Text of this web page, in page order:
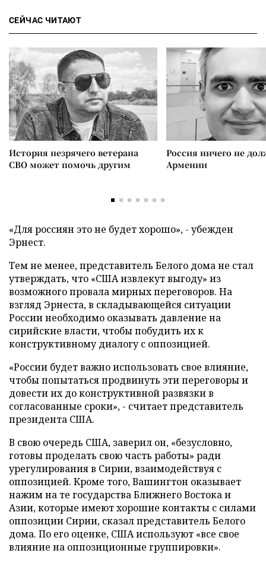
СЕЙЧАС ЧИТАЮТ
История незрячего ветерана
СВО может помочь другим
Россия ничего не
Армении
«Для россиян это не будет хорошо», - убежден
Эрнест.
Тем не менее, представитель Белого дома не стал
утверждать, что «США извлекут выгоду» из
возможного провала мирных переговоров. На
взгляд Эрнеста, в складывающейся ситуации
России необходимо оказывать давление на
сирийские власти, чтобы побудить их к
конструктивному диалогу с оппозицией.
«России будет важно использовать свое влияние,
чтобы попытаться продвинуть эти переговоры и
довести их до конструктивной развязки в
согласованные сроки», - считает представитель
президента США.
В свою очередь США, заверил он, «безусловно,
готовы проделать свою часть работы» ради
урегулирования в Сирии, взаимодействуя с
оппозицией. Кроме того, Вашингтон оказывает
нажим на те государства Ближнего Востока и
Азии, которые имеют хорошие контакты с силами
оппозиции Сирии, сказал представитель Белого
дома. По его оценке, США используют «все свое
влияние на оппозиционные группировки».